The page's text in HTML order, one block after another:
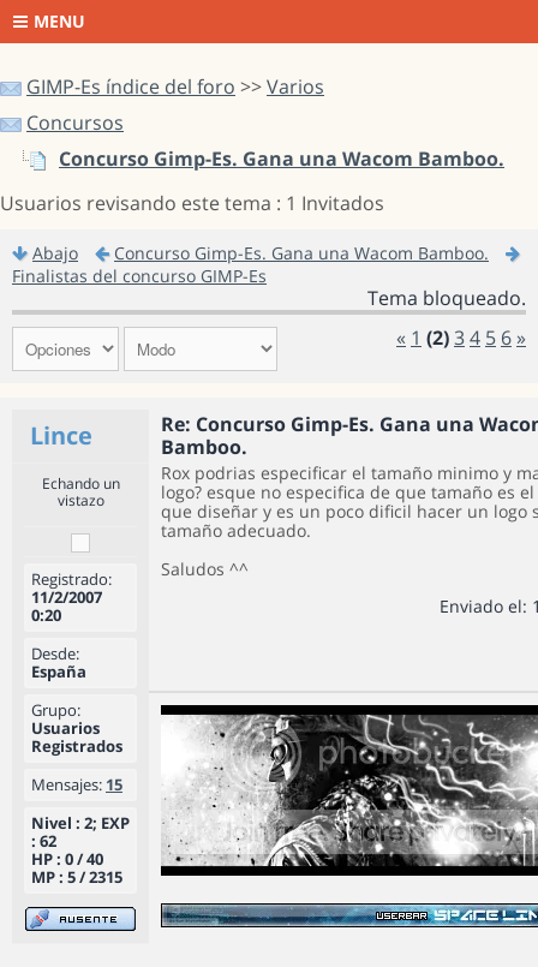
MENU
GIMP-Es índice del foro >>Varios
Concursos
Concurso Gimp-Es. Gana una Wacom Bamboo.
Usuarios revisando este tema : 1 Invitados
Abajo
Concurso Gimp-Es. Gana una Wacom Bamboo.
Finalistas del concurso GIMP-Es
Tema bloqueado.
« 1 (2)34 5 6 »
Lince
Re: Concurso Gimp-Es. Gana una
Bamboo.
Echando un
vistazo
Registrado:
11/2/2007
0:20
Desde:
España
Grupo:
Usuarios
Registrados
Mensajes: 15
Nivel : 2; EXP
: 62
HP : 0 / 40
MP : 5 / 2315
Rox podrias especificar el tamaño minimo y
logo? esque no especifica de que tamaño es
que diseñar y es un poco dificil hacer un logo
tamaño adecuado.
Saludos ^^
Enviado el: